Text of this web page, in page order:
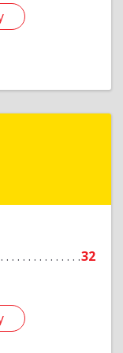
32
г, Ленина